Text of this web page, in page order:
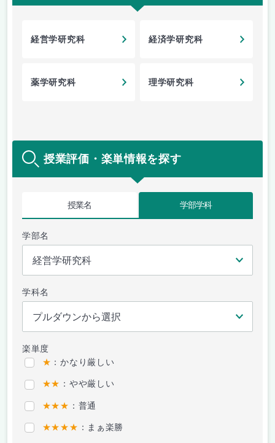
経営学研究科 経済学研究科
薬学研究科 理学研究科
授業評価・楽単情報を探す
授業名 学部学科
学部名
学科名
楽単度
★ ：かなり厳しい
★★ ：やや厳しい
★★★ ：普通
★★★★ ：まぁ楽勝